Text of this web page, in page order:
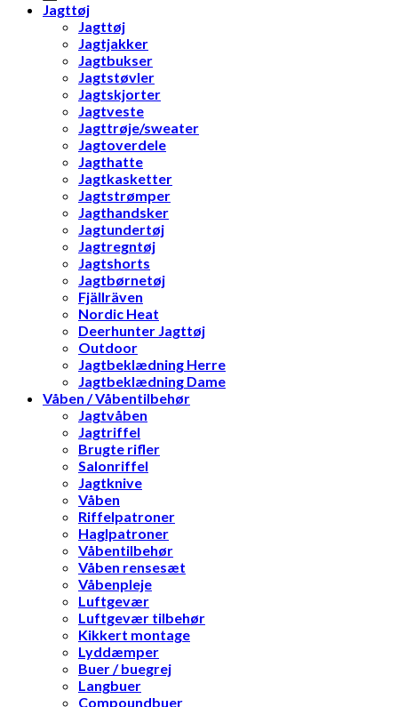
Jagttøj
Jagttøj
Jagtjakker
Jagtbukser
Jagtstøvler
Jagtskjorter
Jagtveste
Jagttrøje/sweater
Jagtoverdele
Jagthatte
Jagtkasketter
Jagtstrømper
Jagthandsker
Jagtundertøj
Jagtregntøj
Jagtshorts
Jagtbørnetøj
Fjällräven
Nordic Heat
Deerhunter Jagttøj
Outdoor
Jagtbeklædning Herre
Jagtbeklædning Dame
Våben / Våbentilbehør
Jagtvåben
Jagtriffel
Brugte rifler
Salonriffel
Jagtknive
Våben
Riffelpatroner
Haglpatroner
Våbentilbehør
Våben rensesæt
Våbenpleje
Luftgevær
Luftgevær tilbehør
Kikkert montage
Lyddæmper
Buer / buegrej
Langbuer
Compoundbuer